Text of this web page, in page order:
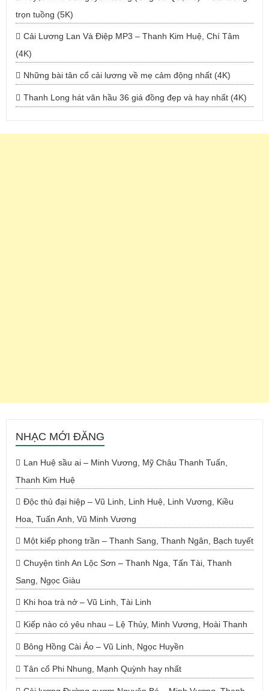
trọn tuồng (5K)
Cải Lương Lan Và Điệp MP3 – Thanh Kim Huệ, Chí Tâm
(4K)
Những bài tân cổ cải lương về mẹ cảm động nhất (4K)
Thanh Long hát văn hầu 36 giá đồng đẹp và hay nhất (4K)
NHẠC MỚI ĐĂNG
Lan Huệ sầu ai – Minh Vương, Mỹ Châu Thanh Tuấn,
Thanh Kim Huệ
Độc thủ đại hiệp – Vũ Linh, Linh Huệ, Linh Vương, Kiều
Hoa, Tuấn Anh, Vũ Minh Vương
Một kiếp phong trần – Thanh Sang, Thanh Ngân, Bạch tuyết
Chuyện tình An Lộc Sơn – Thanh Nga, Tấn Tài, Thanh
Sang, Ngọc Giàu
Khi hoa trà nở – Vũ Linh, Tài Linh
Kiếp nào có yêu nhau – Lệ Thủy, Minh Vương, Hoài Thanh
Bông Hồng Cài Áo – Vũ Linh, Ngọc Huyền
Tân cổ Phi Nhung, Mạnh Quỳnh hay nhất